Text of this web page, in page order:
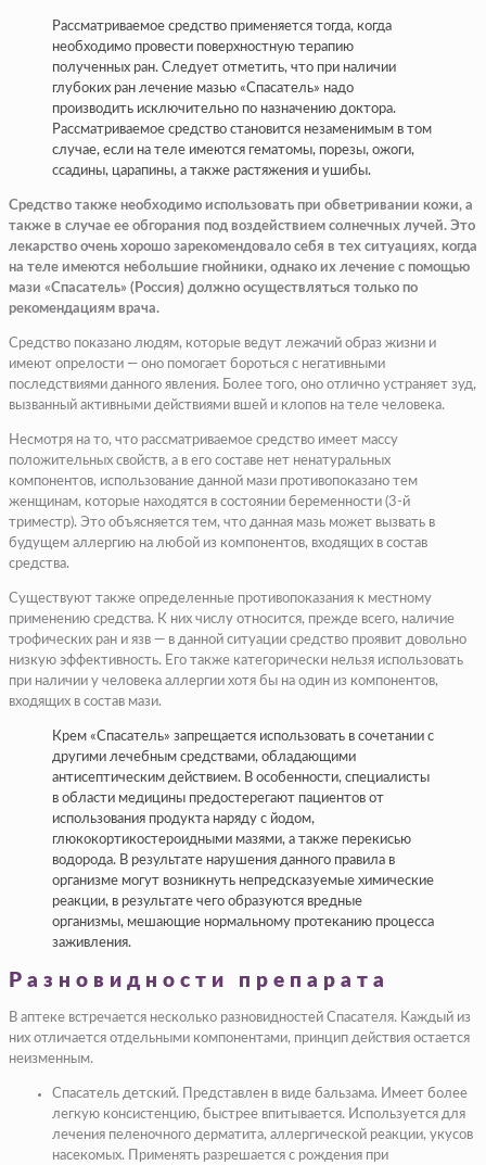
Рассматриваемое средство применяется тогда, когда
необходимо провести поверхностную терапию
полученных ран. Следует отметить, что при наличии
глубоких ран лечение мазью «Спасатель» надо
производить исключительно по назначению доктора.
Рассматриваемое средство становится незаменимым в том
случае, если на теле имеются гематомы, порезы, ожоги,
ссадины, царапины, а также растяжения и ушибы.
Средство также необходимо использовать при обветривании кожи, а
также в случае ее обгорания под воздействием солнечных лучей. Это
лекарство очень хорошо зарекомендовало себя в тех ситуациях, когда
на теле имеются небольшие гнойники, однако их лечение с помощью
мази «Спасатель» (Россия) должно осуществляться только по
рекомендациям врача.
Средство показано людям, которые ведут лежачий образ жизни и
имеют опрелости — оно помогает бороться с негативными
последствиями данного явления. Более того, оно отлично устраняет зуд,
вызванный активными действиями вшей и клопов на теле человека.
Несмотря на то, что рассматриваемое средство имеет массу
положительных свойств, а в его составе нет ненатуральных
компонентов, использование данной мази противопоказано тем
женщинам, которые находятся в состоянии беременности (3-й
триместр). Это объясняется тем, что данная мазь может вызвать в
будущем аллергию на любой из компонентов, входящих в состав
средства.
Существуют также определенные противопоказания к местному
применению средства. К них числу относится, прежде всего, наличие
трофических ран и язв — в данной ситуации средство проявит довольно
низкую эффективность. Его также категорически нельзя использовать
при наличии у человека аллергии хотя бы на один из компонентов,
входящих в состав мази.
Крем «Спасатель» запрещается использовать в сочетании с
другими лечебным средствами, обладающими
антисептическим действием. В особенности, специалисты
в области медицины предостерегают пациентов от
использования продукта наряду с йодом,
глюкокортикостероидными мазями, а также перекисью
водорода. В результате нарушения данного правила в
организме могут возникнуть непредсказуемые химические
реакции, в результате чего образуются вредные
организмы, мешающие нормальному протеканию процесса
заживления.
Разновидности препарата
В аптеке встречается несколько разновидностей Спасателя. Каждый из
них отличается отдельными компонентами, принцип действия остается
неизменным.
Спасатель детский. Представлен в виде бальзама. Имеет более
легкую консистенцию, быстрее впитывается. Используется для
лечения пеленочного дерматита, аллергической реакции, укусов
насекомых. Применять разрешается с рождения при